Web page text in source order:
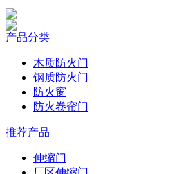
产品分类
木质防火门
钢质防火门
防火窗
防火卷帘门
推荐产品
伸缩门